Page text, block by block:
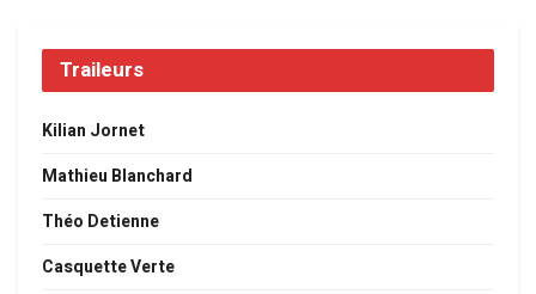
Traileurs
Kilian Jornet
Mathieu Blanchard
Théo Detienne
Casquette Verte